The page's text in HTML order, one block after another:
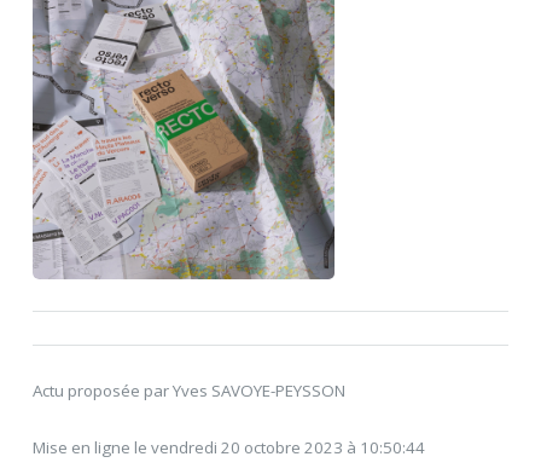
Actu proposée par Yves SAVOYE-PEYSSON
Mise en ligne le vendredi 20 octobre 2023 à 10:50:44